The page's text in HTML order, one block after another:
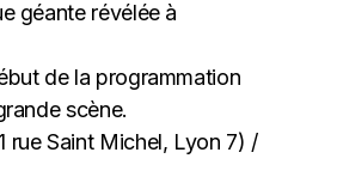
géante révélée à
de la programmation
scène.
rue Saint Michel, Lyon 7) /